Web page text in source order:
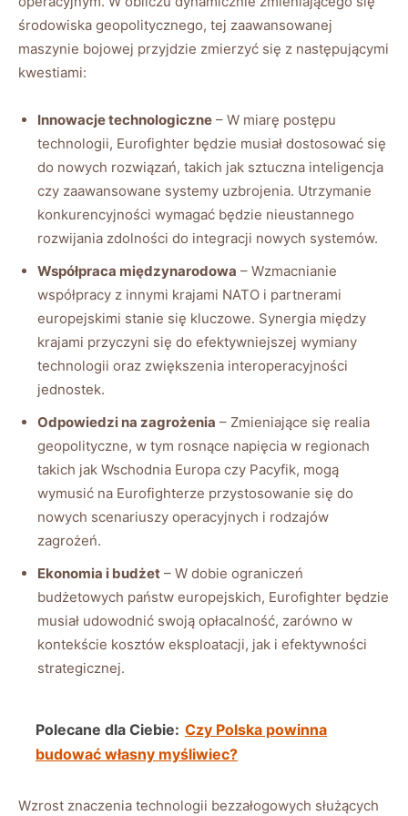
środowiska geopolitycznego, tej zaawansowanej
maszynie bojowej przyjdzie zmierzyć się z następującymi
kwestiami:
Innowacje technologiczne – W miarę postępu
technologii, Eurofighter będzie musiał dostosować się
do nowych rozwiązań, takich jak sztuczna inteligencja
czy zaawansowane systemy uzbrojenia. Utrzymanie
konkurencyjności wymagać będzie nieustannego
rozwijania zdolności do integracji nowych systemów.
Współpraca międzynarodowa – Wzmacnianie
współpracy z innymi krajami NATO i partnerami
europejskimi stanie się kluczowe. Synergia między
krajami przyczyni się do efektywniejszej wymiany
technologii oraz zwiększenia interoperacyjności
jednostek.
Odpowiedzi na zagrożenia – Zmieniające się realia
geopolityczne, w tym rosnące napięcia w regionach
takich jak Wschodnia Europa czy Pacyfik, mogą
wymusić na Eurofighterze przystosowanie się do
nowych scenariuszy operacyjnych i rodzajów
zagrożeń.
Ekonomia i budżet – W dobie ograniczeń
budżetowych państw europejskich, Eurofighter będzie
musiał udowodnić swoją opłacalność, zarówno w
kontekście kosztów eksploatacji, jak i efektywności
strategicznej.
Polecane dla Ciebie: Czy Polska powinna
budować własny myśliwiec?
Wzrost znaczenia technologii bezzałogowych służących